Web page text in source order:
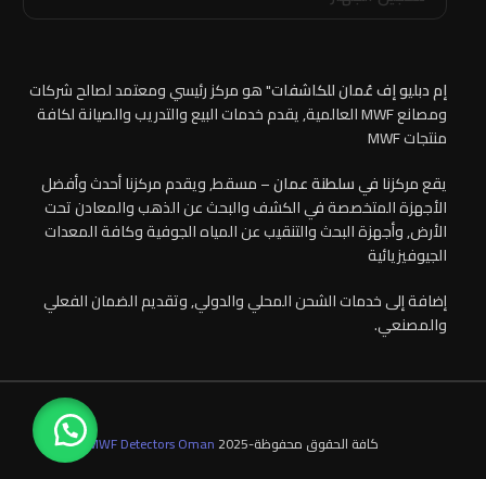
إم دبليو إف عُمان للكاشفات" هو مركز رئيسي ومعتمد لصالح شركات
ومصانع MWF العالمية, يقدم خدمات البيع والتدريب والصيانة لكافة
منتجات MWF
يقع مركزنا فيسلطنة عمان– مسقط, ويقدم مركزنا أحدث وأفضل
الأجهزة المتخصصة في الكشف والبحث عن الذهب والمعادن تحت
الأرض, وأجهزة البحث والتنقيب عن المياه الجوفية وكافة المعدات
الجيوفيزيائية
إضافة إلى خدمات الشحن المحلي والدولي, وتقديم الضمان الفعلي
والمصنعي.
كافة الحقوق محفوظة-2025 MWF Detectors Oman